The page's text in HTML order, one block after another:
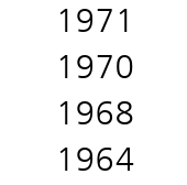
1971
1970
1968
1964